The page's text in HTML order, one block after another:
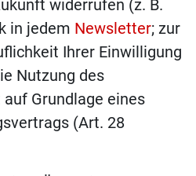
widerrufen (z. B.
in jedem Newsletter; zur
Ihrer Einwilligung
Nutzung des
Grundlage eines
(Art. 28